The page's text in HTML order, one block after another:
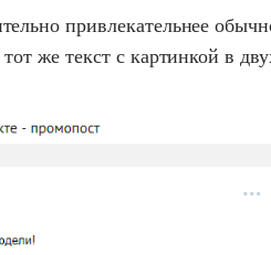
привлекательнее
же текст с картинкой в